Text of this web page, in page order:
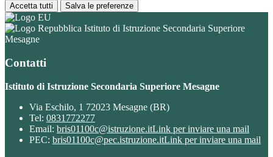
Accetta tutti Salva le preferenze
Istituto di Istruzione Secondaria Superiore
Mesagne
Contatti
Istituto di Istruzione Secondaria Superiore Mesagne
Via Eschilo, 1 72023 Mesagne (BR)
Tel: 0831772277
Email: bris01100c@istruzione.itLink per inviare una mail
PEC: bris01100c@pec.istruzione.itLink per inviare una mail